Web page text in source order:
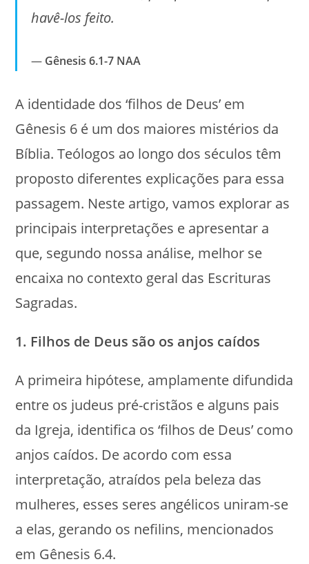
havê-los feito.
Gênesis 6.1-7 NAA
A identidade dos ‘filhos de Deus’ em
Gênesis 6 é um dos maiores mistérios da
Bíblia. Teólogos ao longo dos séculos têm
proposto diferentes explicações para essa
passagem. Neste artigo, vamos explorar as
principais interpretações e apresentar a
que, segundo nossa análise, melhor se
encaixa no contexto geral das Escrituras
Sagradas.
1. Filhos de Deus são os anjos caídos
A primeira hipótese, amplamente difundida
entre os judeus pré-cristãos e alguns pais
da Igreja, identifica os ‘filhos de Deus’ como
anjos caídos. De acordo com essa
interpretação, atraídos pela beleza das
mulheres, esses seres angélicos uniram-se
a elas, gerando os nefilins, mencionados
em Gênesis 6.4.